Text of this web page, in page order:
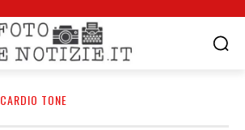
CARDIO TONE